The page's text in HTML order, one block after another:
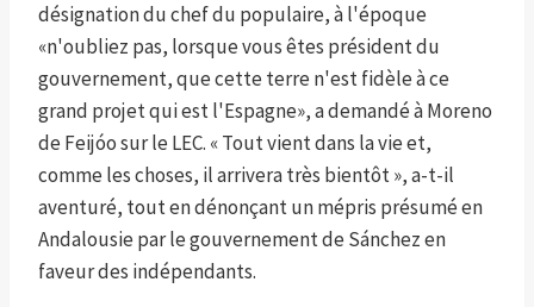
désignation du chef du populaire, à l'époque
«n'oubliez pas, lorsque vous êtes président du
gouvernement, que cette terre n'est fidèle à ce
grand projet qui est l'Espagne», a demandé à Moreno
de Feijóo sur le LEC. « Tout vient dans la vie et,
comme les choses, il arrivera très bientôt », a-t-il
aventuré, tout en dénonçant un mépris présumé en
Andalousie par le gouvernement de Sánchez en
faveur des indépendants.